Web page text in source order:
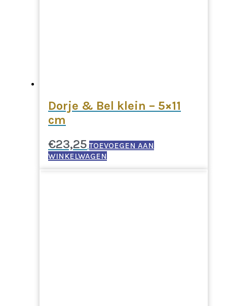
Dorje & Bel klein – 5×11
cm
€23,25 TOEVOEGEN AAN
WINKELWAGEN